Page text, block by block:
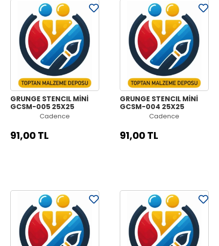
GRUNGE STENCIL MİNİ
GCSM-005 25X25
Cadence
91,00 TL
GRUNGE STENCIL MİNİ
GCSM-004 25X25
Cadence
91,00 TL